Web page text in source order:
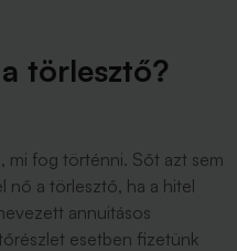
törlesztő?
mi fog történni. Sőt azt sem
nő a törlesztő, ha a hitel
annuitásos
esetben fizetünk